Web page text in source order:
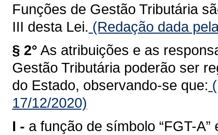
Funções de Gestão Tributária
III desta Lei. (Redação dada
§ 2° As atribuições e as
Gestão Tributária poderão ser
do Estado, observando-se que:
17/12/2020)
I - a função de símbolo “FGT-